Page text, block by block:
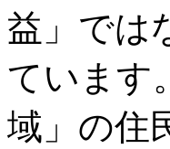
益」では
ています
域」の住